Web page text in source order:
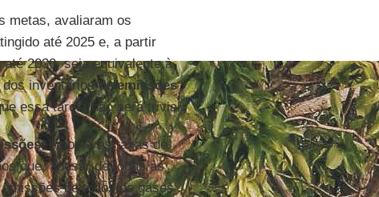
metas, avaliaram os
até 2025 e, a partir
2030, seja equivalente à
dos inventários deemissões
essa tarefa não será trivial.
, embora as taxas de
que, apesar de todas as
de todos os gases